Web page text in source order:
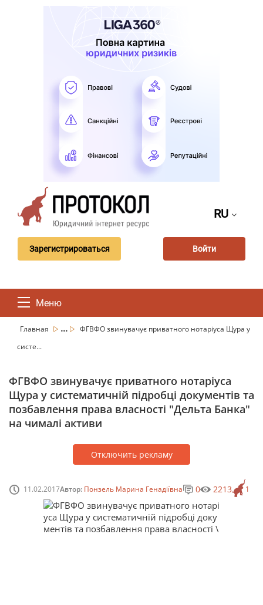
RU
Зарегистрироваться Войти
Меню
Главная ...
ФГВФО звинувачує приватного нотаріуса Щура у
систе...
ФГВФО звинувачує приватного нотаріуса
Щура у систематичній підробці документів та
позбавлення права власності "Дельта Банка"
на чималі активи
Отключить рекламу
11.02.2017Автор: Понзель Марина Генадіївна 1
0 2213